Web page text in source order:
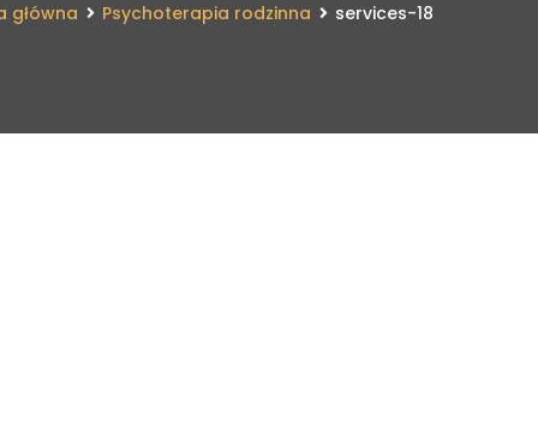
główna Psychoterapia rodzinna services-18